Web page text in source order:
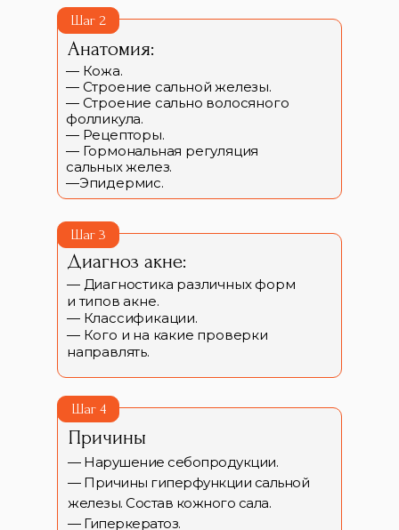
Анатомия:
— Кожа.
— Строение сальной железы.
— Строение сально волосяного
фолликула.
— Рецепторы.
— Гормональная регуляция
сальных желез.
—Эпидермис.
Шаг 2
Диагноз акне:
— Диагностика различных форм
и типов акне.
— Классификации.
— Кого и на какие проверки
направлять.
Шаг 3
Причины
— Нарушение себопродукции.
— Причины гиперфункции сальной
железы. Состав кожного сала.
— Гиперкератоз.
Шаг 4